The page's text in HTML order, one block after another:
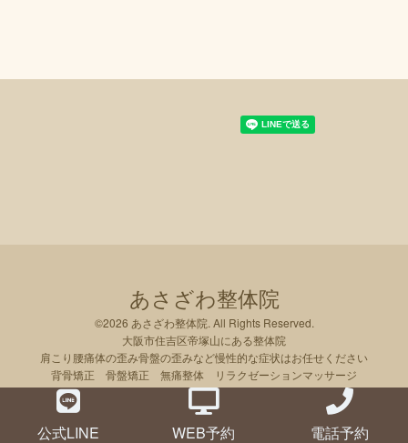
あさざわ整体院
©2026 あさざわ整体院. All Rights Reserved.
大阪市住吉区帝塚山にある整体院
肩こり腰痛体の歪み骨盤の歪みなど慢性的な症状はお任せください
背骨矯正 骨盤矯正 無痛整体 リラクゼーションマッサージ
公式LINE WEB予約 電話予約